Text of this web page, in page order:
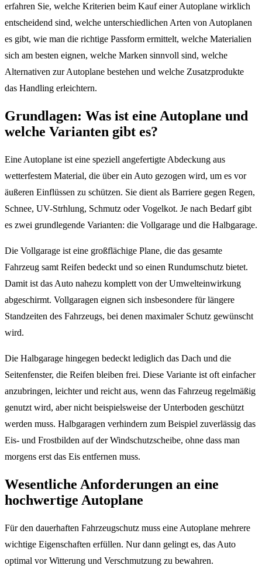
erfahren Sie, welche Kriterien beim Kauf einer Autoplane wirklich
entscheidend sind, welche unterschiedlichen Arten von Autoplanen
es gibt, wie man die richtige Passform ermittelt, welche Materialien
sich am besten eignen, welche Marken sinnvoll sind, welche
Alternativen zur Autoplane bestehen und welche Zusatzprodukte
das Handling erleichtern.
Grundlagen: Was ist eine Autoplane und
welche Varianten gibt es?
Eine Autoplane ist eine speziell angefertigte Abdeckung aus
wetterfestem Material, die über ein Auto gezogen wird, um es vor
äußeren Einflüssen zu schützen. Sie dient als Barriere gegen Regen,
Schnee, UV-Strhlung, Schmutz oder Vogelkot. Je nach Bedarf gibt
es zwei grundlegende Varianten: die Vollgarage und die Halbgarage.
Die Vollgarage ist eine großflächige Plane, die das gesamte
Fahrzeug samt Reifen bedeckt und so einen Rundumschutz bietet.
Damit ist das Auto nahezu komplett von der Umwelteinwirkung
abgeschirmt. Vollgaragen eignen sich insbesondere für längere
Standzeiten des Fahrzeugs, bei denen maximaler Schutz gewünscht
wird.
Die Halbgarage hingegen bedeckt lediglich das Dach und die
Seitenfenster, die Reifen bleiben frei. Diese Variante ist oft einfacher
anzubringen, leichter und reicht aus, wenn das Fahrzeug regelmäßig
genutzt wird, aber nicht beispielsweise der Unterboden geschützt
werden muss. Halbgaragen verhindern zum Beispiel zuverlässig das
Eis- und Frostbilden auf der Windschutzscheibe, ohne dass man
morgens erst das Eis entfernen muss.
Wesentliche Anforderungen an eine
hochwertige Autoplane
Für den dauerhaften Fahrzeugschutz muss eine Autoplane mehrere
wichtige Eigenschaften erfüllen. Nur dann gelingt es, das Auto
optimal vor Witterung und Verschmutzung zu bewahren.